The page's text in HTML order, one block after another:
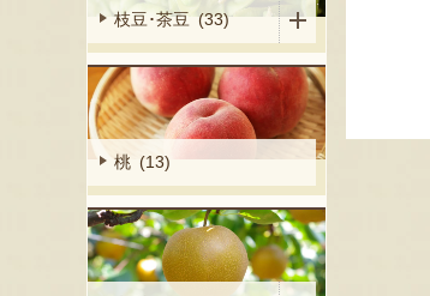
枝豆･茶豆 (33)
桃 (13)